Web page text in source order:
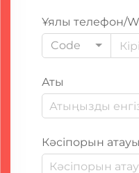
Ұялы телефон/
Code
Аты
Кәсіпорын атауы